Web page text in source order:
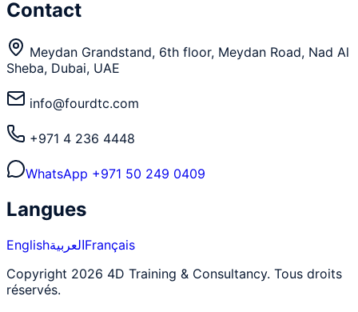
Contact
Meydan Grandstand, 6th floor, Meydan Road, Nad Al
Sheba, Dubai, UAE
info@fourdtc.com
+971 4 236 4448
WhatsApp +971 50 249 0409
Langues
EnglishالعربيةFrançais
Copyright 2026 4D Training & Consultancy. Tous droits
réservés.